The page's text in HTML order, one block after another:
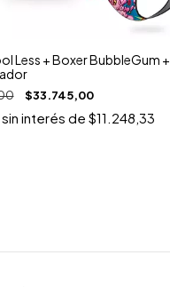
Less + Boxer BubbleGum +
$33.745,00
interés de $11.248,33